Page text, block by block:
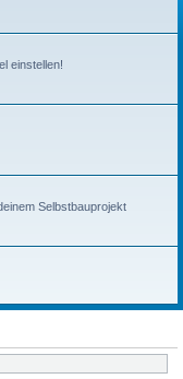
einstellen!
Selbstbauprojekt